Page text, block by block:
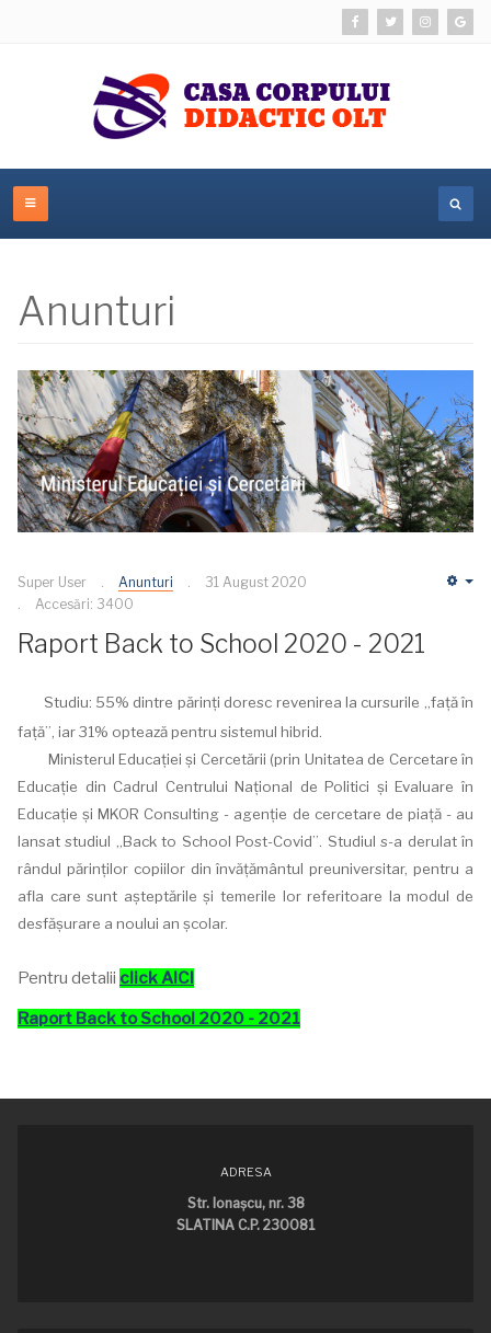
Anunturi
Super User Anunturi
31 August 2020
Accesări: 3400
Raport Back to School 2020 - 2021
Studiu: 55% dintre părinți doresc revenirea la cursurile „față în
față”, iar 31% optează pentru sistemul hibrid.
Ministerul Educației și Cercetării (prin Unitatea de Cercetare în
Educație din Cadrul Centrului Național de Politici și Evaluare în
Educație și MKOR Consulting - agenție de cercetare de piață - au
lansat studiul „Back to School Post-Covid”. Studiul s-a derulat în
rândul părinților copiilor din învățământul preuniversitar, pentru a
afla care sunt așteptările și temerile lor referitoare la modul de
desfășurare a noului an școlar.
Pentru detalii click AICI
Raport Back to School 2020 - 2021
ADRESA
Str. Ionaşcu, nr. 38
SLATINA C.P. 230081